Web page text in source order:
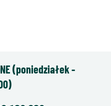
(poniedziałek -